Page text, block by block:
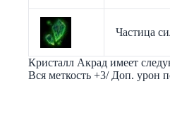
Частица
Кристалл Акрад имеет
Вся меткость +3/ Доп. урон